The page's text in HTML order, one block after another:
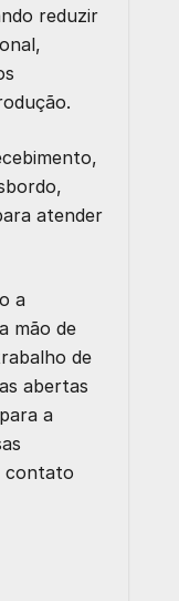
reduzir
atender
a
mão de
de
abertas
a
contato